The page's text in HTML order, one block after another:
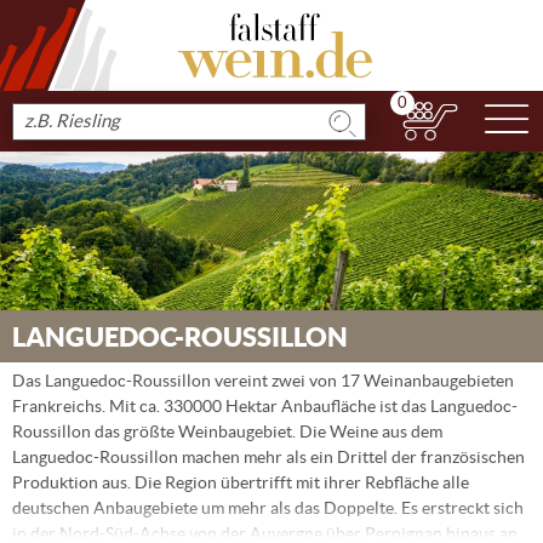
Produkt
suchen
0
LANGUEDOC-ROUSSILLON
Das Languedoc-Roussillon vereint zwei von 17 Weinanbaugebieten
Frankreichs. Mit ca. 330000 Hektar Anbaufläche ist das Languedoc-
Roussillon das größte Weinbaugebiet. Die Weine aus dem
Languedoc-Roussillon machen mehr als ein Drittel der französischen
Produktion aus. Die Region übertrifft mit ihrer Rebfläche alle
deutschen Anbaugebiete um mehr als das Doppelte. Es erstreckt sich
in der Nord-Süd-Achse von der Auvergne über Perpignan hinaus an